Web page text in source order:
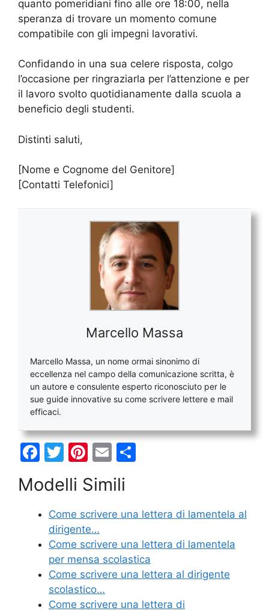
quanto pomeridiani fino alle ore 18:00, nella
speranza di trovare un momento comune
compatibile con gli impegni lavorativi.
Confidando in una sua celere risposta, colgo
l’occasione per ringraziarla per l’attenzione e per
il lavoro svolto quotidianamente dalla scuola a
beneficio degli studenti.
Distinti saluti,
[Nome e Cognome del Genitore]
[Contatti Telefonici]
Marcello Massa
Marcello Massa, un nome ormai sinonimo di
eccellenza nel campo della comunicazione scritta, è
un autore e consulente esperto riconosciuto per le
sue guide innovative su come scrivere lettere e mail
efficaci.
F
c
e
b
o
o
k
T
itt
er
Pi
er
e
st
E
ai
l
di
di
Modelli Simili
Come scrivere una lettera di lamentela al
dirigente…
Come scrivere una lettera di lamentela
per mensa scolastica
Come scrivere una lettera al dirigente
scolastico…
Come scrivere una lettera di